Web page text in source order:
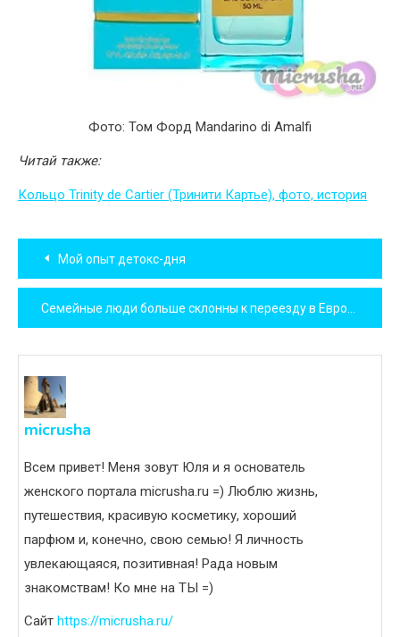
Фото: Том Форд Mandarino di Amalfi
Читай также:
Кольцо Trinity de Cartier (Тринити Картье), фото, история
Навигация
по
записям
Мой опыт детокс-дня
micrusha
Всем привет! Меня зовут Юля и я основатель
женского портала micrusha.ru =) Люблю жизнь,
путешествия, красивую косметику, хороший
парфюм и, конечно, свою семью! Я личность
увлекающаяся, позитивная! Рада новым
знакомствам! Ко мне на ТЫ =)
Сайт https://micrusha.ru/